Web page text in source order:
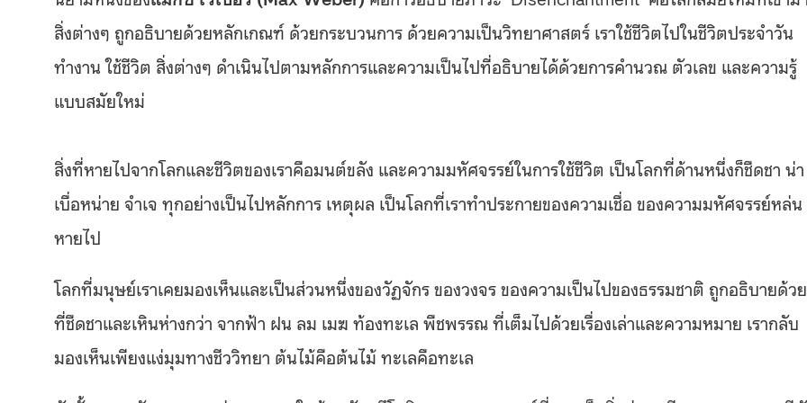
สิ่งต่างๆ ถูกอธิบายด้วยหลักเกณฑ์ ด้วยกระบวนการ ด้วยความเป็นวิทยาศาสตร์ เราใช้ชีวิตไปในชีวิตประจำวัน
ทำงาน ใช้ชีวิต สิ่งต่างๆ ดำเนินไปตามหลักการและความเป็นไปที่อธิบายได้ด้วยการคำนวณ ตัวเลข และความรู้
แบบสมัยใหม่
สิ่งที่หายไปจากโลกและชีวิตของเราคือมนต์ขลัง และความมหัศจรรย์ในการใช้ชีวิต เป็นโลกที่ด้านหนึ่งก็ชืดชา น่า
เบื่อหน่าย จำเจ ทุกอย่างเป็นไปหลักการ เหตุผล เป็นโลกที่เราทำประกายของความเชื่อ ของความมหัศจรรย์หล่น
หายไป
โลกที่มนุษย์เราเคยมองเห็นและเป็นส่วนหนึ่งของวัฏจักร ของวงจร ของความเป็นไปของธรรมชาติ ถูกอธิบายด้ว
ที่ชืดชาและเหินห่างกว่า จากฟ้า ฝน ลม เมฆ ท้องทะเล พืชพรรณ ที่เต็มไปด้วยเรื่องเล่าและความหมาย เรากลับ
มองเห็นเพียงแง่มุมทางชีววิทยา ต้นไม้คือต้นไม้ ทะเลคือทะเล